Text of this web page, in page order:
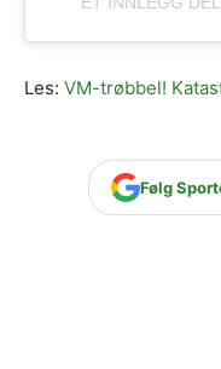
Les: VM-trøbbel!
Følg